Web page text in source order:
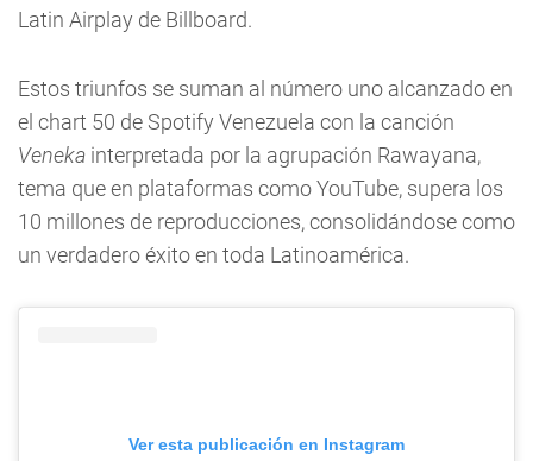
Latin Airplay de Billboard.
Estos triunfos se suman al número uno alcanzado en
el chart 50 de Spotify Venezuela con la canción
Veneka interpretada por la agrupación Rawayana,
tema que en plataformas como YouTube, supera los
10 millones de reproducciones, consolidándose como
un verdadero éxito en toda Latinoamérica.
Ver esta publicación en Instagram